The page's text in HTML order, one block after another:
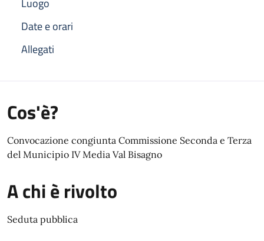
Luogo
Date e orari
Allegati
Cos'è?
Convocazione congiunta Commissione Seconda e Terza
del Municipio IV Media Val Bisagno
A chi è rivolto
Seduta pubblica